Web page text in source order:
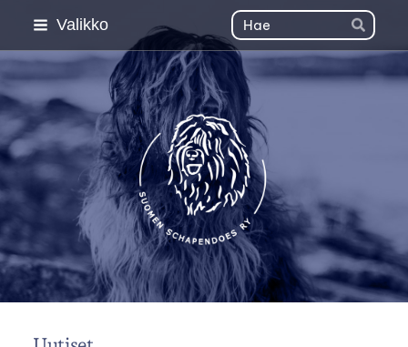
Siirry
sisältöön
Valikko Haku
Hae
Suomen Schapendoes